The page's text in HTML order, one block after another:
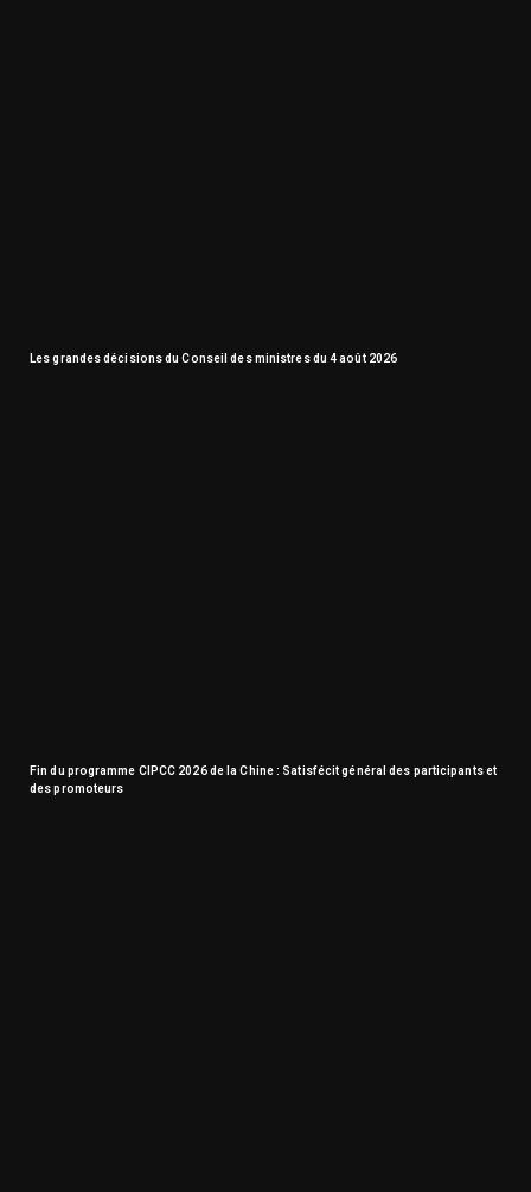
Les grandes décisions du Conseil des ministres du 4 août 2026
Fin du programme CIPCC 2026 de la Chine : Satisfécit général des participants et
des promoteurs